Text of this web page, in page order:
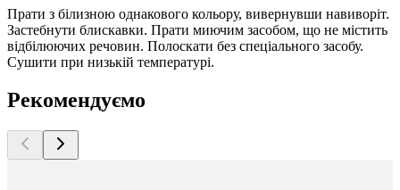
Прати з білизною однакового кольору, вивернувши навиворіт.
Застебнути блискавки. Прати миючим засобом, що не містить
відбілюючих речовин. Полоскати без спеціального засобу.
Сушити при низькій температурі.
Рекомендуємо